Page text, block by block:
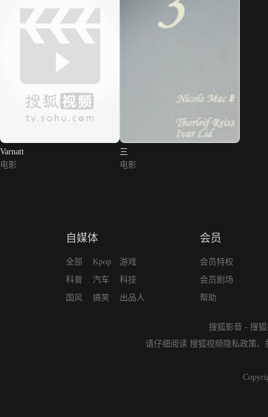
Varnatt
电影
三
电影
自媒体
全部
科普
国风
Kpop
汽车
搞笑
游戏
科技
出品人
会员
会员特权
会员剧场
帮助
搜狐影音 - 搜
请仔细阅读 搜狐视频隐私政策、